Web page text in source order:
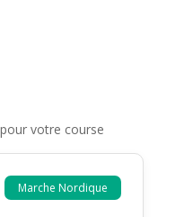
votre course
Marche Nordique